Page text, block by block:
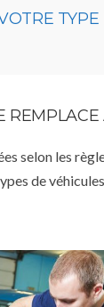
selon les
de